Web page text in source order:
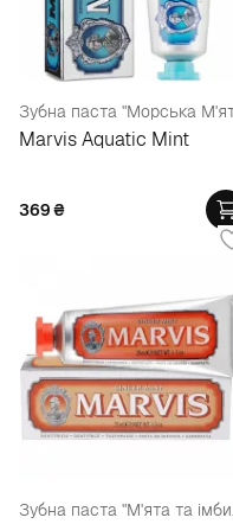
Marvis Aquatic Mint
369₴